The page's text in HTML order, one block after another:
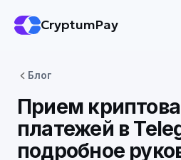
CryptumPay
Блог
Прием
платежей в
подробное